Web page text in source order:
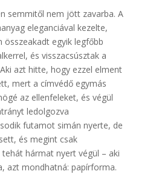
semmitől nem jött zavarba. A
eleganciával kezelte,
egyik legfőbb
és visszacsúsztak a
azt hitte, hogy ezzel elment
mert a címvédő egymás
az ellenfeleket, és végül
ledolgozva
futamot simán nyerte, de
és megint csak
hármat nyert végül – aki
azt mondhatná: papírforma.